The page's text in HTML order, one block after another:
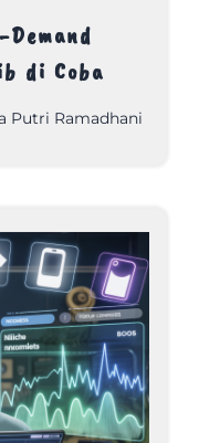
di Coba
Putri Ramadhani